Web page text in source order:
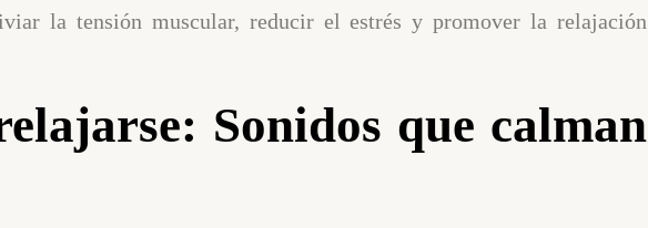
la tensión muscular, reducir el estrés y promover la relajación
Sonidos que calman